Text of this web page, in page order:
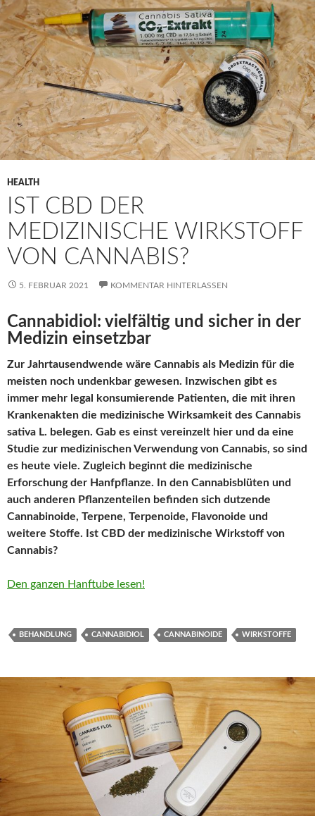
HEALTH
IST CBD DER
MEDIZINISCHE WIRKSTOFF
VON CANNABIS?
5. FEBRUAR 2021 KOMMENTAR HINTERLASSEN
Cannabidiol: vielfältig und sicher in der
Medizin einsetzbar
Zur Jahrtausendwende wäre Cannabis als Medizin für die
meisten noch undenkbar gewesen. Inzwischen gibt es
immer mehr legal konsumierende Patienten, die mit ihren
Krankenakten die medizinische Wirksamkeit des Cannabis
sativa L. belegen. Gab es einst vereinzelt hier und da eine
Studie zur medizinischen Verwendung von Cannabis, so sind
es heute viele. Zugleich beginnt die medizinische
Erforschung der Hanfpflanze. In den Cannabisblüten und
auch anderen Pflanzenteilen befinden sich dutzende
Cannabinoide, Terpene, Terpenoide, Flavonoide und
weitere Stoffe. Ist CBD der medizinische Wirkstoff von
Cannabis?
Den ganzen Hanftube lesen!
BEHANDLUNG CANNABIDIOL CANNABINOIDE WIRKSTOFFE